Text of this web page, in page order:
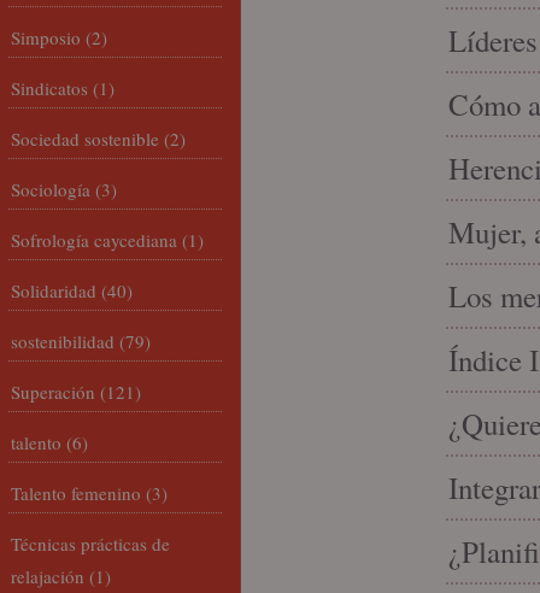
Cómo
Mujer,
Los
Índice
Simposio (2)
Sindicatos (1)
Sociedad sostenible (2)
Sociología (3)
Sofrología caycediana (1)
Solidaridad (40)
sostenibilidad (79)
Superación (121)
talento (6)
Talento femenino (3)
Técnicas prácticas de
relajación (1)